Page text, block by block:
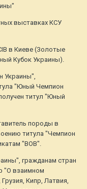
выставках КСУ
в Киеве (Золотые
Кубок Украины).
Украины",
"Юный Чемпион
титул "Юный
породы в
титула "Чемпион
"ВОВ".
гражданам стран
"О взаимном
Кипр, Латвия,